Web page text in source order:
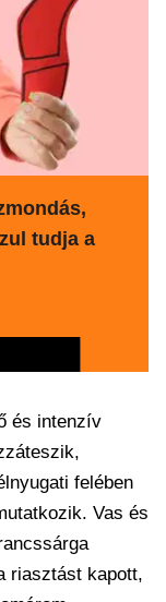
tudja a
és intenzív
felében
Vas és
riasztást kapott,